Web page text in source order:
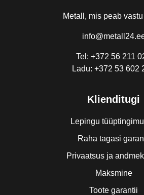
Metall, mis peab
Tel: +372 56 211
Ladu: +372 53 602
Klienditugi
Lepingu
Raha tagasi
Privaatsus ja
Maksmine
Toote garantii